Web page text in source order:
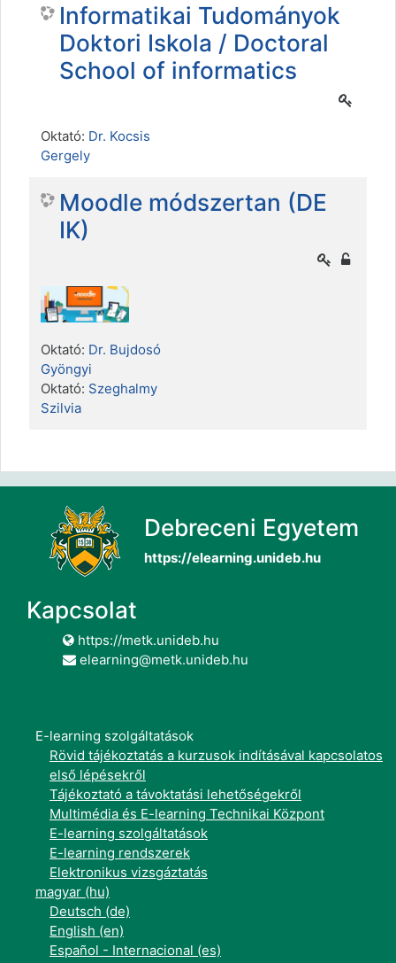
Informatikai Tudományok
Doktori Iskola / Doctoral
School of informatics
Oktató: Dr. Kocsis
Gergely
Moodle módszertan (DE
IK)
Oktató: Dr. Bujdosó
Gyöngyi
Oktató: Szeghalmy
Szilvia
Debreceni Egyetem
https://elearning.unideb.hu
Kapcsolat
https://metk.unideb.hu
elearning@metk.unideb.hu
E-learning szolgáltatások
Rövid tájékoztatás a kurzusok indításával kapcsolatos
első lépésekről
Tájékoztató a távoktatási lehetőségekről
Multimédia és E-learning Technikai Központ
E-learning szolgáltatások
E-learning rendszerek
Elektronikus vizsgáztatás
magyar ‎(hu)‎
Deutsch ‎(de)‎
English ‎(en)‎
Español - Internacional ‎(es)‎